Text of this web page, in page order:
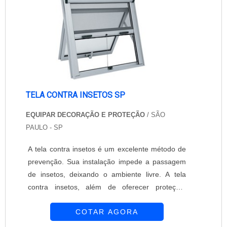
referências no mercado de cercamentos do
Brasil.Se você busca por telas soldadas de
segurança de qualidade, conte com a Casa das
Telas. Com sua expertise e comprometimento, a
empresa irá fornecer a solução ideal para
proteger e delimitar seu espaço, garantindo
tranquilidade e segurança.
experientes que....
TELA CONTRA INSETOS SP
EQUIPAR DECORAÇÃO E PROTEÇÃO / SÃO
PAULO - SP
A tela contra insetos é um excelente método de
prevenção. Sua instalação impede a passagem
de insetos, deixando o ambiente livre. A tela
contra insetos, além de oferecer proteção,
aparência discreta, a tela contra insetos não
COTAR AGORA